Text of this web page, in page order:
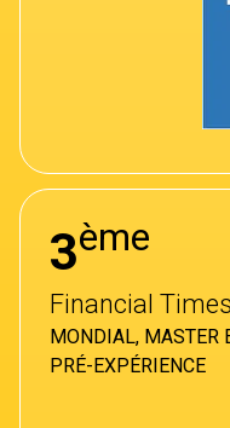
3ème
Financial Times
MONDIAL, MASTER
PRÉ-EXPÉRIENCE